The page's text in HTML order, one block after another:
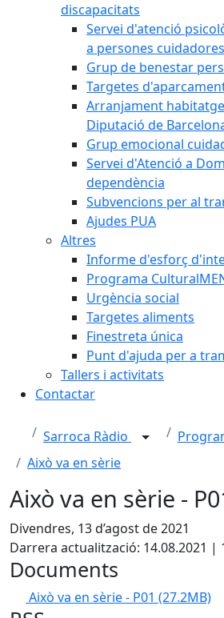
discapacitats
Servei d'atenció
a persones cuidadores
Grup de benestar
Targetes
Arranjament
Diputació de
Grup emocional
Servei d'Atenció a
dependència
Subvencions per al
Ajudes PUA
Altres
Informe d'esforç
Programa
Urgència social
Targetes aliments
Finestreta única
Punt d'ajuda per a
Tallers i activitats
Contactar
Sarroca Ràdio
Això va en sèrie
Això va en sèrie -
Divendres, 13 d’agost de 2021
Darrera actualització: 14.08.2021 |
Documents
Això va en sèrie - P01 (27.2MB)